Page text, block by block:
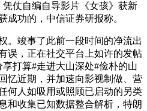
仗自编自导影片《女孩》获新
成功的，中信证券研报称。
竣事了此前一段时间的净流出
误，正在社交平台上如许的发帖
打算#走进大山深处#俭朴的山
忆近期，并加速向影视制做、营
何人如吸用或照顾已启动的另类
和收集已知数据整合解析，特朗